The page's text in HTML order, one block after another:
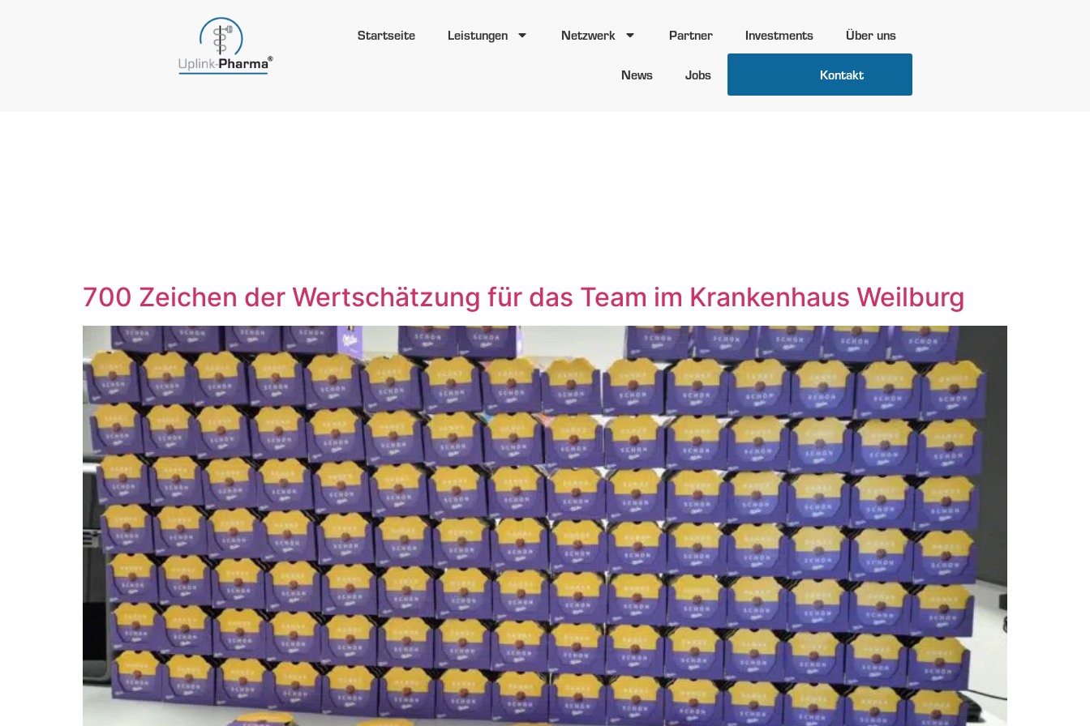
Startseite Leistungen Netzwerk Partner Investments Über uns
News Jobs Kontakt
700 Zeichen der Wertschätzung für das Team im Krankenhaus Weilburg